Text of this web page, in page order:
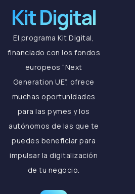
Kit Digital
El programa Kit Digital,
financiado con los fondos
europeos “Next
Generation UE”, ofrece
muchas oportunidades
para las pymes y los
autónomos de las que te
puedes beneficiar para
impulsar la digitalización
de tu negocio.